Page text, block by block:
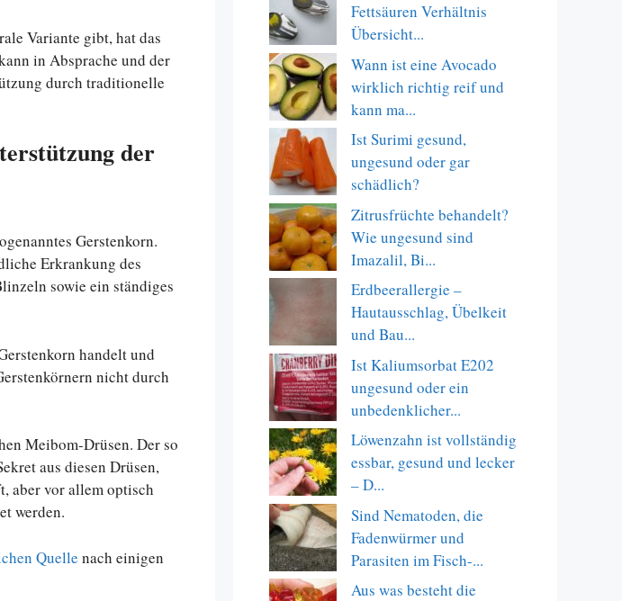
Variante gibt, hat das
in Absprache und der
durch traditionelle
der
Gerstenkorn.
Erkrankung des
sowie ein ständiges
handelt und
nicht durch
Meibom-Drüsen. Der so
aus diesen Drüsen,
aber vor allem optisch
werden.
Quelle nach einigen
Fettsäuren Verhältnis
Übersicht...
Wann ist eine Avocado
wirklich richtig reif und
kann ma...
Ist Surimi gesund,
ungesund oder gar
schädlich?
Zitrusfrüchte behandelt?
Wie ungesund sind
Imazalil, Bi...
Erdbeerallergie –
Hautausschlag, Übelkeit
und Bau...
Ist Kaliumsorbat E202
ungesund oder ein
unbedenklicher...
Löwenzahn ist vollständig
essbar, gesund und lecker
– D...
Sind Nematoden, die
Fadenwürmer und
Parasiten im Fisch-...
Aus was besteht die